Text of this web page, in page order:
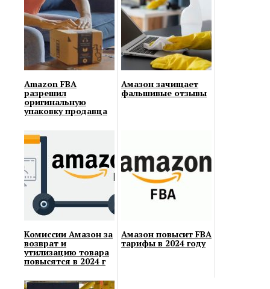
Amazon FBA
разрешил
оригинальную
упаковку продавца
Амазон зачищает
фальшивые отзывы
Комиссии Амазон за
возврат и
утилизацию товара
повысятся в 2024 г
Амазон повысит FBA
тарифы в 2024 году